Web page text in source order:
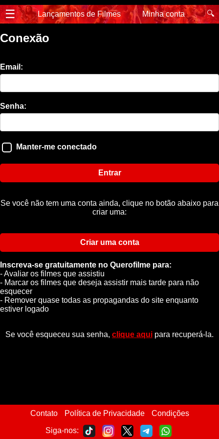
☰ Lançamentos de Filmes Minha conta 🔍
Conexão
Email:
Senha:
Manter-me conectado
Entrar
Se você não tem uma conta ainda, clique no botão abaixo para
criar uma:
Criar uma conta
Inscreva-se gratuitamente no Querofilme para:
- Avaliar os filmes que assistiu
- Marcar os filmes que deseja assistir mais tarde para não
esquecer
- Remover quase todas as propagandas do site enquanto
estiver logado
Se você esqueceu sua senha, clique aqui para recuperá-la.
Contato Política de Privacidade Condições
Siga-nos: